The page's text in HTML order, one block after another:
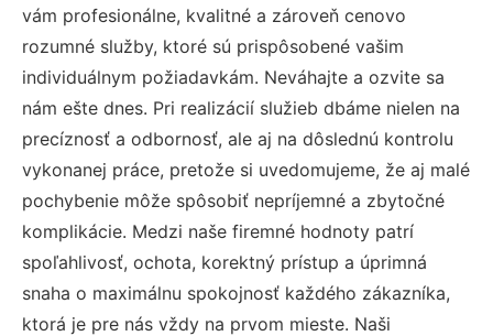
vám profesionálne, kvalitné a zároveň cenovo
rozumné služby, ktoré sú prispôsobené vašim
individuálnym požiadavkám. Neváhajte a ozvite sa
nám ešte dnes. Pri realizácií služieb dbáme nielen na
precíznosť a odbornosť, ale aj na dôslednú kontrolu
vykonanej práce, pretože si uvedomujeme, že aj malé
pochybenie môže spôsobiť nepríjemné a zbytočné
komplikácie. Medzi naše firemné hodnoty patrí
spoľahlivosť, ochota, korektný prístup a úprimná
snaha o maximálnu spokojnosť každého zákazníka,
ktorá je pre nás vždy na prvom mieste. Naši